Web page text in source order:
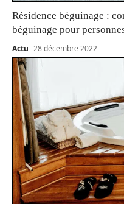
Résidence béguinage :
béguinage pour
Actu 28 décembre 2022